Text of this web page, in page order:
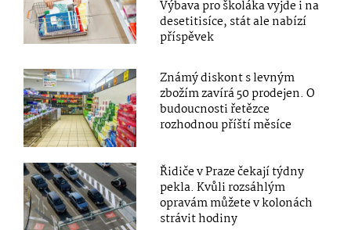
Výbava pro školáka vyjde i na
desetitisíce, stát ale nabízí
příspěvek
Známý diskont s levným
zbožím zavírá 50 prodejen. O
budoucnosti řetězce
rozhodnou příští měsíce
Řidiče v Praze čekají týdny
pekla. Kvůli rozsáhlým
opravám můžete v kolonách
strávit hodiny